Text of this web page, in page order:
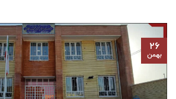
۲۶
بهمن